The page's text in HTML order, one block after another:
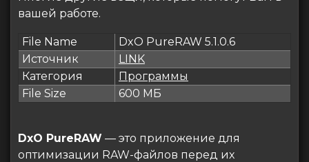
вашей работе.
File Name
DxO PureRAW 5.1.0.6
Источник
LINK
Категория
Программы
File Size
600 МБ
DxO PureRAW — это приложение для
оптимизации RAW-файлов перед их